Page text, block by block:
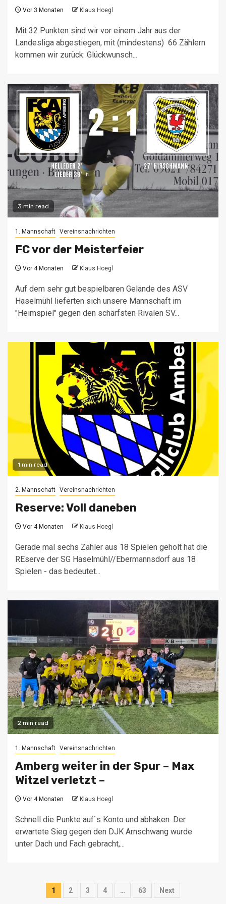
Vor 3 Monaten Klaus Hoegl
Mit 32 Punkten sind wir vor einem Jahr aus der
Landesliga abgestiegen, mit (mindestens) 66 Zählern
kommen wir zurück: Glückwunsch...
3 min read
1. Mannschaft Vereinsnachrichten
FC vor der Meisterfeier
Vor 4 Monaten Klaus Hoegl
Auf dem sehr gut bespielbaren Gelände des ASV
Haselmühl lieferten sich unsere Mannschaft im
"Heimspiel" gegen den schärfsten Rivalen SV...
1 min read
2. Mannschaft Vereinsnachrichten
Reserve: Voll daneben
Vor 4 Monaten Klaus Hoegl
Gerade mal sechs Zähler aus 18 Spielen geholt hat die
REserve der SG Haselmühl//Ebermannsdorf aus 18
Spielen - das bedeutet...
2 min read
1. Mannschaft Vereinsnachrichten
Amberg weiter in der Spur – Max
Witzel verletzt –
Vor 4 Monaten Klaus Hoegl
Schnell die Punkte auf`s Konto und abhaken. Der
erwartete Sieg gegen den DJK Arnschwang wurde
unter Dach und Fach gebracht,...
Seitennummerierung
1 2 3 4 … 63 Next